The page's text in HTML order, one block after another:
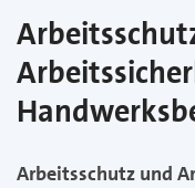
Arbeitsschutz und